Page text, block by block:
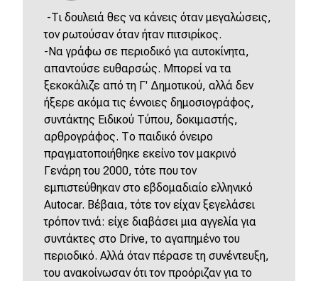
-Τι δουλειά θες να κάνεις όταν μεγαλώσεις,
τον ρωτούσαν όταν ήταν πιτσιρίκος.
-Να γράφω σε περιοδικό για αυτοκίνητα,
απαντούσε ευθαρσώς. Μπορεί να τα
ξεκοκάλιζε από τη Γ' Δημοτικού, αλλά δεν
ήξερε ακόμα τις έννοιες δημοσιογράφος,
συντάκτης Ειδικού Τύπου, δοκιμαστής,
αρθρογράφος. Το παιδικό όνειρο
πραγματοποιήθηκε εκείνο τον μακρινό
Γενάρη του 2000, τότε που τον
εμπιστεύθηκαν στο εβδομαδιαίο ελληνικό
Autocar. Βέβαια, τότε τον είχαν ξεγελάσει
τρόπον τινά: είχε διαβάσει μια αγγελία για
συντάκτες στο Drive, το αγαπημένο του
περιοδικό. Αλλά όταν πέρασε τη συνέντευξη,
του ανακοίνωσαν ότι τον προόριζαν για το